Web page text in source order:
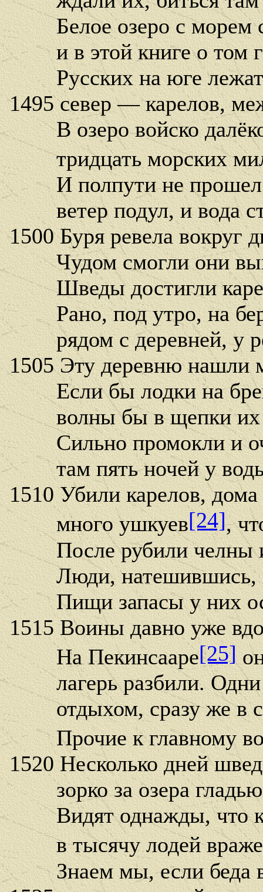
Белое озеро с морем
и в этой книге о том
Русских на юге лежат
1495 север — карелов,
В озеро войско
тридцать морских
И полпути не прошел
ветер подул, и вода
1500 Буря ревела вокруг
Чудом смогли они
Шведы достигли
Рано, под утро, на
рядом с деревней, у
1505 Эту деревню нашли
Если бы лодки на
волны бы в щепки их
Сильно промокли и
там пять ночей у воды
1510 Убили карелов,
много ушкуев[24],
После рубили челны
Люди, натешившись, к
Пищи запасы у них
1515 Воины давно уже
На Пекинсааре[25]
лагерь разбили. Одни
отдыхом, сразу же в
Прочие к главному
1520 Несколько дней
зорко за озера гладью
Видят однажды, что к
в тысячу лодей
Знаем мы, если беда